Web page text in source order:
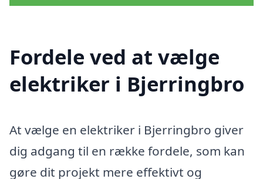
Fordele ved at vælge
elektriker i Bjerringbro
At vælge en elektriker i Bjerringbro giver
dig adgang til en række fordele, som kan
gøre dit projekt mere effektivt og